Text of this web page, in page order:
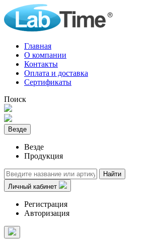
Главная
О компании
Контакты
Оплата и доставка
Сертификаты
Поиск
Везде
Везде
Продукция
Найти
Личный кабинет
Регистрация
Авторизация